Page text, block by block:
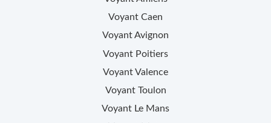
Voyant Caen
VoyantAvignon
Voyant Poitiers
VoyantValence
Voyant Toulon
Voyant Le Mans